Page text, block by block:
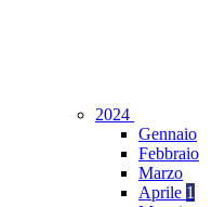
2024
Gennaio
Febbraio
Marzo
Aprile 1